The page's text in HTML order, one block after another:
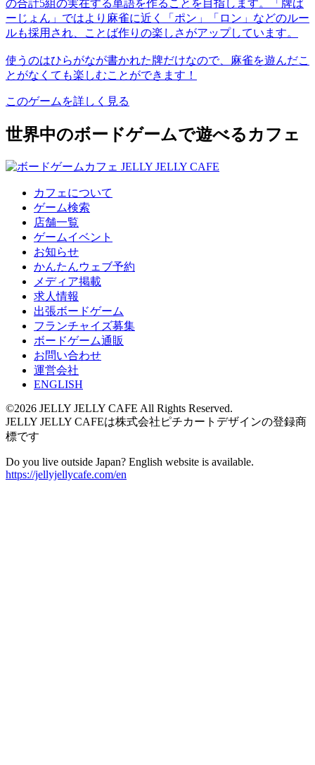
の合計5組の実在する単語を作ることを目指します。「牌ば
ーじょん」ではより麻雀に近く「ポン」「ロン」などのルー
ルも採用され、ことば作りの楽しさがアップしています。
使うのはひらがなが書かれた牌だけなので、麻雀を遊んだこ
とがなくても楽しむことができます！
このゲームを詳しく見る
世界中のボードゲームで遊べるカフェ
カフェについて
ゲーム検索
店舗一覧
ゲームイベント
お知らせ
かんたんウェブ予約
メディア掲載
求人情報
出張ボードゲーム
フランチャイズ募集
ボードゲーム通販
お問い合わせ
運営会社
ENGLISH
©2026 JELLY JELLY CAFE All Rights Reserved.
JELLY JELLY CAFEは株式会社ピチカートデザインの登録商
標です
Do you live outside Japan? English website is available.
https://jellyjellycafe.com/en